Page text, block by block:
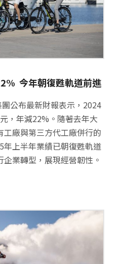
今年朝復甦軌道前進
公布最新財報表示，2024
，年減22%。隨著去年大
廠與第三方代工廠併行的
上半年業績已朝復甦軌道
業轉型，展現經營韌性。